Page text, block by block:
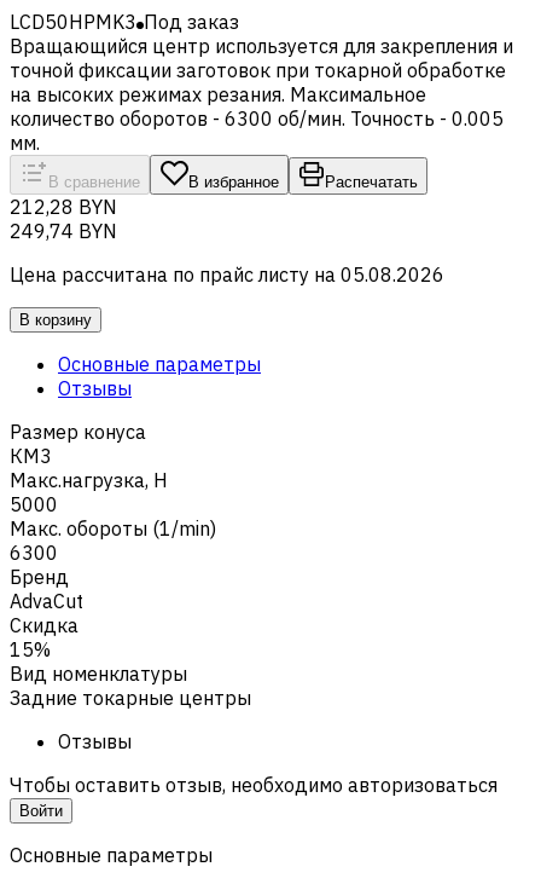
LCD50HPMK3 Под заказ
Вращающийся центр используется для закрепления и
точной фиксации заготовок при токарной обработке
на высоких режимах резания. Максимальное
количество оборотов - 6300 об/мин. Точность - 0.005
мм.
В сравнение В избранное Распечатать
212,28 BYN
249,74 BYN
Цена рассчитана по прайс листу на 05.08.2026
В корзину
Основные параметры
Отзывы
Размер конуса
КМ3
Макс.нагрузка, Н
5000
Макс. обороты (1/min)
6300
Бренд
AdvaCut
Скидка
15%
Вид номенклатуры
Задние токарные центры
Отзывы
Чтобы оставить отзыв, необходимо авторизоваться
Войти
Основные параметры